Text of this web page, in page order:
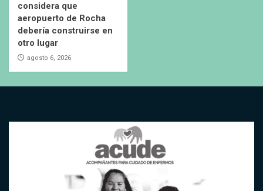
considera que
aeropuerto de Rocha
debería construirse en
otro lugar
agosto 6, 2026